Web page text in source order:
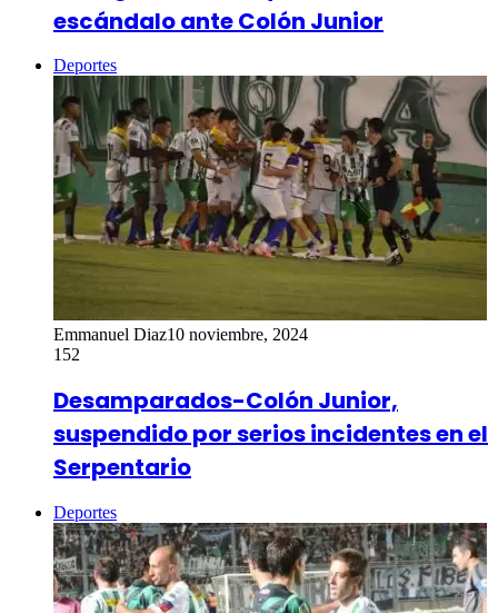
escándalo ante Colón Junior
Deportes
Emmanuel Diaz10 noviembre, 2024
152
Desamparados-Colón Junior,
suspendido por serios incidentes en el
Serpentario
Deportes